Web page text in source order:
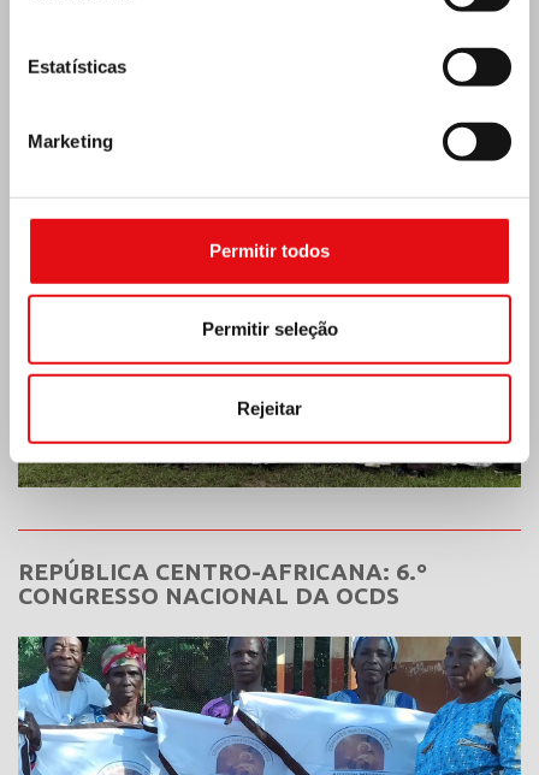
Estatísticas
Marketing
Permitir todos
Permitir seleção
Rejeitar
Costa do Marfim: Duplo Jubileu de Prata
REPÚBLICA CENTRO-AFRICANA: 6.º
CONGRESSO NACIONAL DA OCDS